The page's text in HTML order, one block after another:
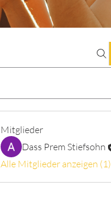
Mitglieder
Dass Prem Stiefsohn
Alle Mitglieder anzeigen (1)